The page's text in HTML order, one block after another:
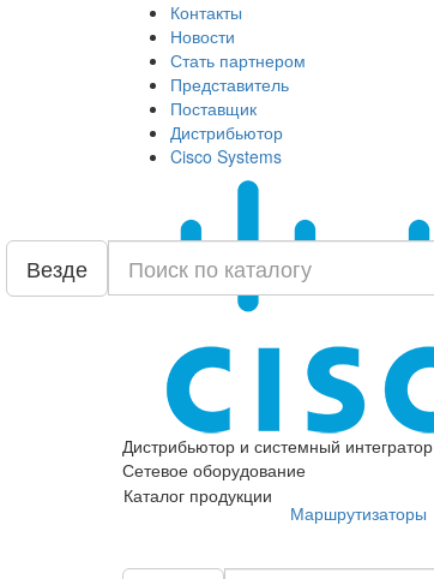
Контакты
Новости
Стать партнером
Представитель
Поставщик
Дистрибьютор
Cisco Systems
Дистрибьютор и системный интегратор
Сетевое оборудование
Везде
Каталог продукции
Маршрутизаторы